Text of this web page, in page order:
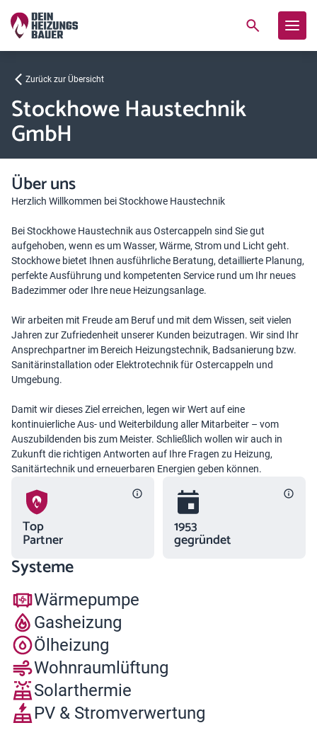
Zurück zur Übersicht
Stockhowe Haustechnik
GmbH
Über uns
Herzlich Willkommen bei Stockhowe Haustechnik
Bei Stockhowe Haustechnik aus Ostercappeln sind Sie gut
aufgehoben, wenn es um Wasser, Wärme, Strom und Licht geht.
Stockhowe bietet Ihnen ausführliche Beratung, detaillierte Planung,
perfekte Ausführung und kompetenten Service rund um Ihr neues
Badezimmer oder Ihre neue Heizungsanlage.
Wir arbeiten mit Freude am Beruf und mit dem Wissen, seit vielen
Jahren zur Zufriedenheit unserer Kunden beizutragen. Wir sind Ihr
Ansprechpartner im Bereich Heizungstechnik, Badsanierung bzw.
Sanitärinstallation oder Elektrotechnik für Ostercappeln und
Umgebung.
Damit wir dieses Ziel erreichen, legen wir Wert auf eine
kontinuierliche Aus- und Weiterbildung aller Mitarbeiter – vom
Auszubildenden bis zum Meister. Schließlich wollen wir auch in
Zukunft die richtigen Antworten auf Ihre Fragen zu Heizung,
Sanitärtechnik und erneuerbaren Energien geben können.
Top
Partner
1953
gegründet
Systeme
Wärmepumpe
Gasheizung
Ölheizung
Wohnraumlüftung
Solarthermie
PV & Stromverwertung